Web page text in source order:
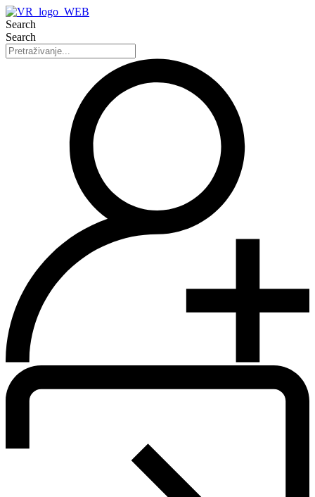
Search
Search